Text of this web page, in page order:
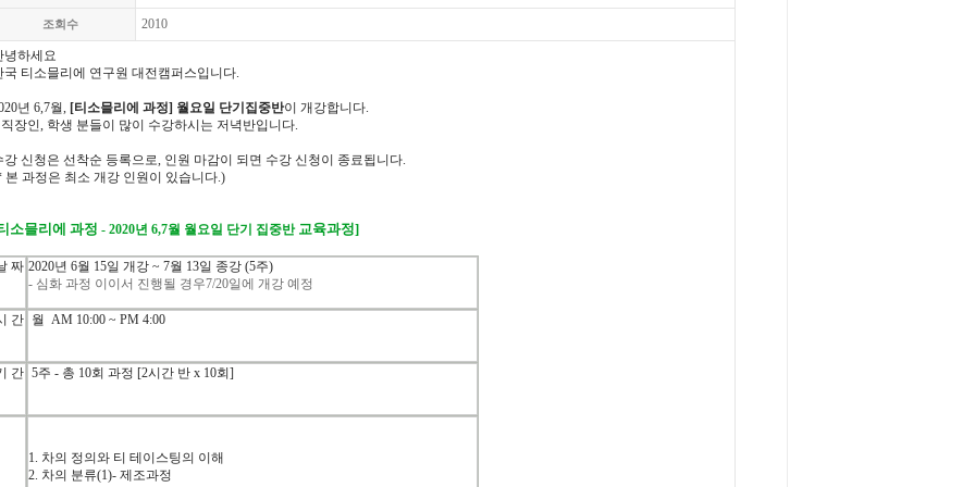
조회수 2010
녕하세요
국 티소믈리에 연구원 대전캠퍼스입니다.
년 6,7월, [티소믈리에 과정] 월요일 단기집중반이 개강합니다.
장인, 학생 분들이 많이 수강하시는 저녁반입니다.
강 신청은 선착순 등록으로, 인원 마감이 되면 수강 신청이 종료됩니다.
본 과정은 최소 개강 인원이 있습니다.)
소믈리에 과정 - 2020년 6,7월 월요일 단기 집중반 교육과정]
짜 2020년 6월 15일 개강 ~ 7월 13일 종강 (5주)
- 심화 과정 이이서 진행될 경우7/20일에 개강 예정
간 월 AM 10:00 ~ PM 4:00
간 5주 - 총 10회 과정 [2시간 반 x 10회]
1. 차의 정의와 티 테이스팅의 이해
2. 차의 분류(1)- 제조과정